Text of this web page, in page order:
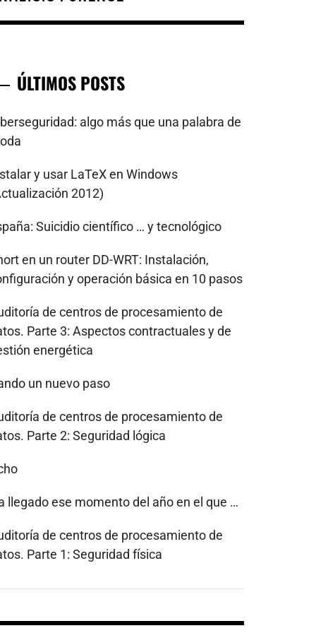
ÚLTIMOS POSTS
algo más que una palabra de
y usar LaTeX en Windows
2012)
Suicidio científico … y tecnológico
en un router DD-WRT: Instalación,
y operación básica en 10 pasos
de centros de procesamiento de
Parte 3: Aspectos contractuales y de
energética
un nuevo paso
de centros de procesamiento de
Parte 2: Seguridad lógica
llegado ese momento del año en el que …
de centros de procesamiento de
Parte 1: Seguridad física